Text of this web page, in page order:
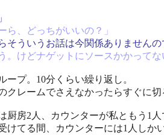
ら、どっちがいいの？」
そういうお話は今関係ありませんの
。けどナゲットにソースかかって
ープ。10分くらい繰り返し。
クレームでさえなかったらすぐに
厨房2人、カウンターが私ともう1人
けてる間、カウンターには1人しか